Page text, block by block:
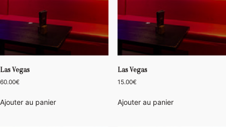
Las Vegas
60.00€
Ajouter au panier
Las Vegas
15.00€
Ajouter au panier